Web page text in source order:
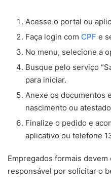
Acesse o portal ou
Faça login com CPF e
No menu, selecione a
Busque pelo serviço
para iniciar.
Anexe os documentos
nascimento ou
Finalize o pedido e
aplicativo ou telefone
Empregados formais
responsável por solicitar o